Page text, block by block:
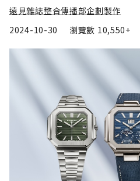
遠見雜誌整合傳播部企劃製作
2024-10-30
瀏覽數 10,550+